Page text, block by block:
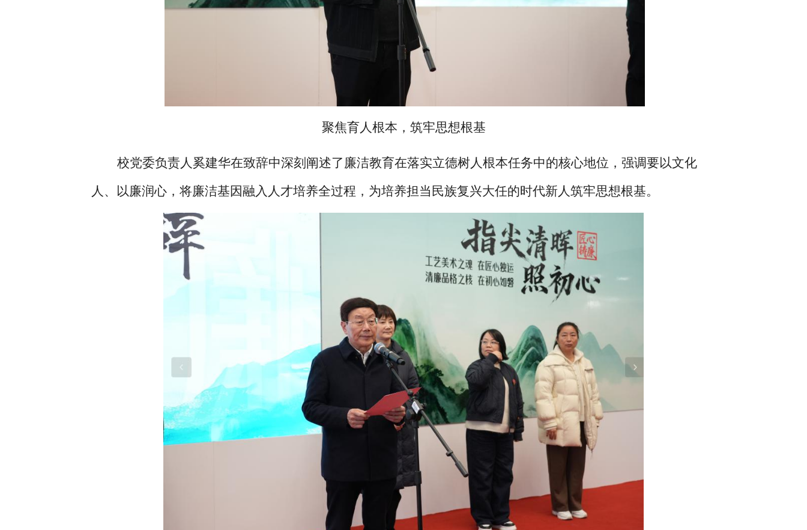
聚焦育人根本，筑牢思想根基
校党委负责人奚建华在致辞中深刻阐述了廉洁教育在落实立德树人根本任务中的核心地位，强调要以文化
人、以廉润心，将廉洁基因融入人才培养全过程，为培养担当民族复兴大任的时代新人筑牢思想根基。